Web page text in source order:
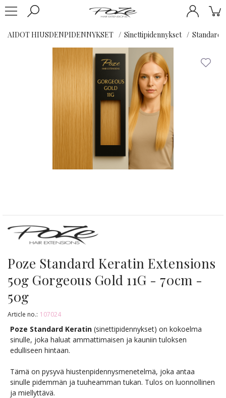
AIDOT HIUSDENPIDENNYKSET Sinettipidennykset Standard
Poze Standard Keratin Extensions
50g Gorgeous Gold 11G - 70cm -
50g
Article no.: 107024
Poze Standard Keratin (sinettipidennykset) on kokoelma
sinulle, joka haluat ammattimaisen ja kauniin tuloksen
edulliseen hintaan.
Tämä on pysyvä hiustenpidennysmenetelmä, joka antaa
sinulle pidemmän ja tuuheamman tukan. Tulos on luonnollinen
ja miellyttävä.